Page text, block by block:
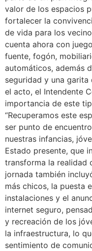
valor de los espacios
fortalecer la
de vida para los
cuenta ahora con
fuente, fogón,
automáticos, además
seguridad y una
el acto, el Intendente
importancia de este
“Recuperamos este
ser punto de
nuestras infancias,
Estado presente, que
transforma la realidad
jornada también
más chicos, la puesta
instalaciones y el
internet seguro,
y recreación de los
la infraestructura, lo
sentimiento de